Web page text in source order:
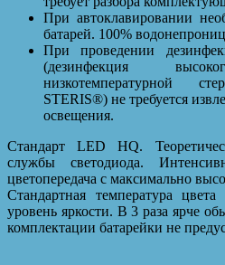
При автоклавировании
батарей. 100%
При проведении
(дезинфекция
низкотемпературной
STERIS®) не требуется
освещения.
Стандарт LED HQ.
службы светодиода.
цветопередача с максимально
Стандартная температура
уровень яркости. В 3 раза ярче
комплектации батарейки не